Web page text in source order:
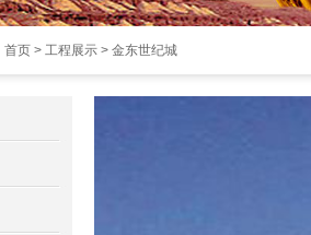
首页 > 工程展示 > 金东世纪城